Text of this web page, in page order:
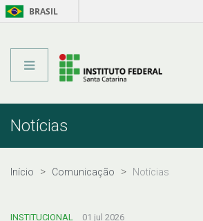
BRASIL
Notícias
Início Comunicação Notícias
INSTITUCIONAL 01 jul 2026